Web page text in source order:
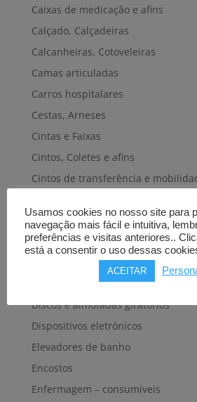
Caixas de medicação e afins
Calçado, Calçadeiras
Calcanheiras, Cotoveleiras
Camas articuladas
Carros hospitalares
Cestas, Arneses
Cintas e Faixas
Cintos, Coletes e afins
Cintos de transferência e
Colchões e Sobrecolchões
Cremes
Cuecas-fraldas
Cuidados pele e cabelo
Discos e almofadas giratórios
Dispositivos eletrónicos
Elevadores de banho
Encostos
Enfermagem – consumíveis
Usamos cookies no nosso site para
navegação mais fácil e intuitiva,
preferências e visitas anteriores..
está a consentir o uso dessas
ACEITAR